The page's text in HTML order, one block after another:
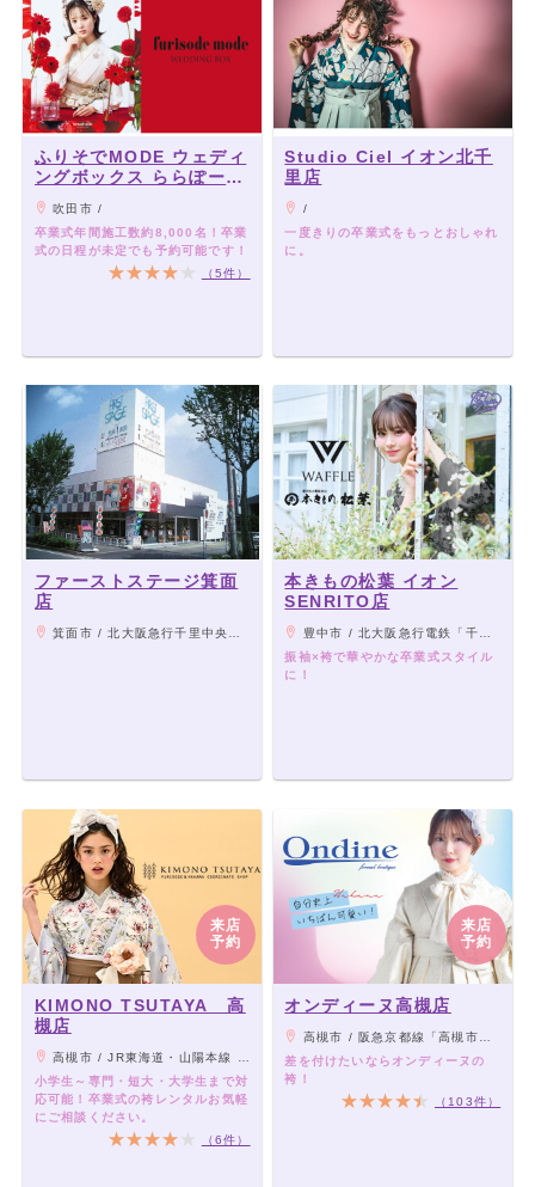
ふりそでMODE ウェディ
ングボックス ららぽーと
EXPOCITY店
吹田市 /
卒業式年間施工数約8,000名！卒業
式の日程が未定でも予約可能です！
（5件）
Studio Ciel イオン北千
里店
/
一度きりの卒業式をもっとおしゃれ
に。
ファーストステージ箕面
店
箕面市 / 北大阪急行千里中央駅から阪急バス「粟生団地行青松園」停留所下車。 専用駐車場あり。
本きもの松葉 イオン
SENRITO店
豊中市 / 北大阪急行電鉄「千里中央駅」（南改札口）／大阪モノレール「千里中央駅」より徒歩約1分
振袖×袴で華やかな卒業式スタイル
に！
来店
予約
KIMONO TSUTAYA 高
槻店
高槻市 / JR東海道・山陽本線 / 高槻駅 徒歩5分、阪急京都本線 / 高槻市駅 徒歩5分
小学生～専門・短大・大学生まで対
応可能！卒業式の袴レンタルお気軽
にご相談ください。
（6件）
来店
予約
オンディーヌ高槻店
高槻市 / 阪急京都線「高槻市駅」より徒歩2分
差を付けたいならオンディーヌの
袴！
（103件）